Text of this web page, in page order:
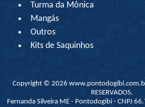
Turma da Mônica
Mangás
Outros
Kits de Saquinhos
Copyright © 2026 www.pontodogibi.com.br,
RESERVADOS.
Fernanda Silveira ME - Pontodogibi - CNPJ